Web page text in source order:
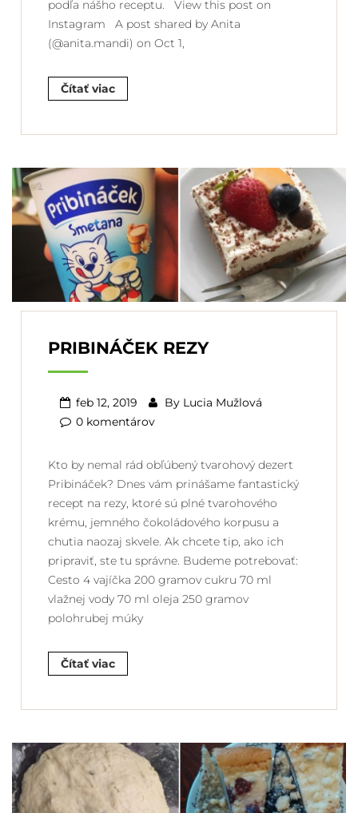
podľa nášho receptu. View this post on
Instagram A post shared by Anita
(@anita.mandi) on Oct 1,
Čítať viac
PRIBINÁČEK REZY
feb 12, 2019 By Lucia Mužlová
0 komentárov
Kto by nemal rád obľúbený tvarohový dezert
Pribináček? Dnes vám prinášame fantastický
recept na rezy, ktoré sú plné tvarohového
krému, jemného čokoládového korpusu a
chutia naozaj skvele. Ak chcete tip, ako ich
pripraviť, ste tu správne. Budeme potrebovať:
Cesto 4 vajíčka 200 gramov cukru 70 ml
vlažnej vody 70 ml oleja 250 gramov
polohrubej múky
Čítať viac